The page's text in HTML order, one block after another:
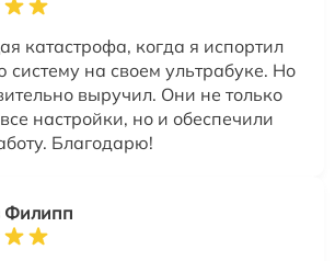
катастрофа, когда я испортил
на своем ультрабуке. Но
выручил. Они не только
настройки, но и обеспечили
Благодарю!
Филипп